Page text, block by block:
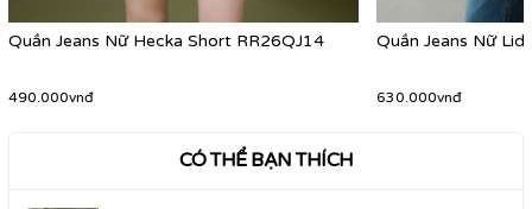
Quần Jeans Nữ Hecka Short RR26QJ14
490.000vnđ
Quần Jeans Nữ
630.000vnđ
CÓ THỂ BẠN THÍCH